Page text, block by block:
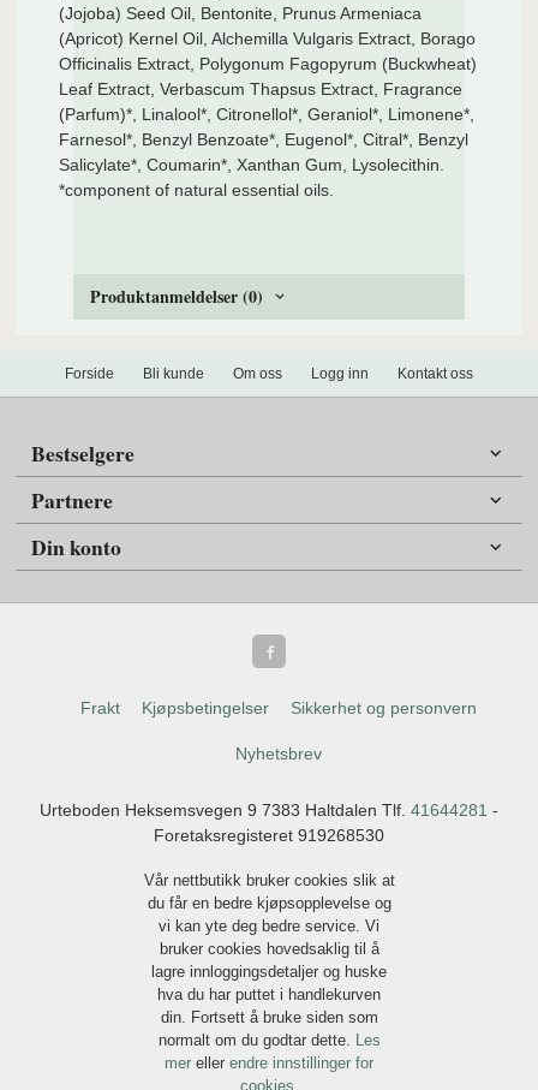
(Jojoba) Seed Oil, Bentonite, Prunus Armeniaca
(Apricot) Kernel Oil, Alchemilla Vulgaris Extract, Borago
Officinalis Extract, Polygonum Fagopyrum (Buckwheat)
Leaf Extract, Verbascum Thapsus Extract, Fragrance
(Parfum)*, Linalool*, Citronellol*, Geraniol*, Limonene*,
Farnesol*, Benzyl Benzoate*, Eugenol*, Citral*, Benzyl
Salicylate*, Coumarin*, Xanthan Gum, Lysolecithin.
*component of natural essential oils.
Produktanmeldelser (0)
Forside Bli kunde Om oss Logg inn Kontakt oss
Bestselgere
Partnere
Din konto
Frakt Kjøpsbetingelser Sikkerhet og personvern
Nyhetsbrev
Urteboden Heksemsvegen 9 7383 Haltdalen Tlf. 41644281 -
Foretaksregisteret 919268530
Vår nettbutikk bruker cookies slik at
du får en bedre kjøpsopplevelse og
vi kan yte deg bedre service. Vi
bruker cookies hovedsaklig til å
lagre innloggingsdetaljer og huske
hva du har puttet i handlekurven
din. Fortsett å bruke siden som
normalt om du godtar dette. Les
mer eller endre innstillinger for
cookies.